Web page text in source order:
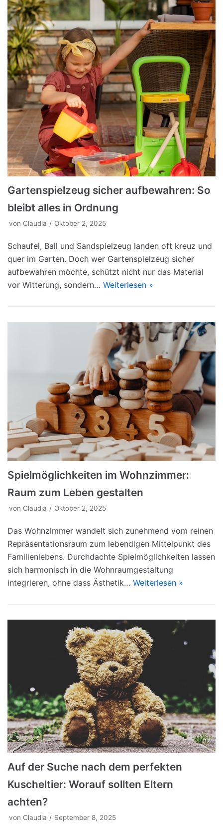
Gartenspielzeug sicher aufbewahren: So
bleibt alles in Ordnung
von Claudia Oktober 2, 2025
Schaufel, Ball und Sandspielzeug landen oft kreuz und
quer im Garten. Doch wer Gartenspielzeug sicher
aufbewahren möchte, schützt nicht nur das Material
vor Witterung, sondern… Weiterlesen »
Spielmöglichkeiten im Wohnzimmer:
Raum zum Leben gestalten
von Claudia Oktober 2, 2025
Das Wohnzimmer wandelt sich zunehmend vom reinen
Repräsentationsraum zum lebendigen Mittelpunkt des
Familienlebens. Durchdachte Spielmöglichkeiten lassen
sich harmonisch in die Wohnraumgestaltung
integrieren, ohne dass Ästhetik… Weiterlesen »
Auf der Suche nach dem perfekten
Kuscheltier: Worauf sollten Eltern
achten?
von Claudia September 8, 2025